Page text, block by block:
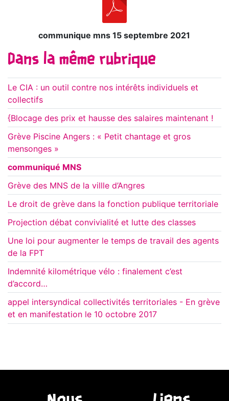
communique mns 15 septembre 2021
Dans la même rubrique
Le CIA : un outil contre nos intérêts individuels et
collectifs
{Blocage des prix et hausse des salaires maintenant !
Grève Piscine Angers : « Petit chantage et gros
mensonges »
communiqué MNS
Grève des MNS de la villle d’Angres
Le droit de grève dans la fonction publique territoriale
Projection débat convivialité et lutte des classes
Une loi pour augmenter le temps de travail des agents
de la FPT
Indemnité kilométrique vélo : finalement c’est
d’accord…
appel intersyndical collectivités territoriales - En grève
et en manifestation le 10 octobre 2017